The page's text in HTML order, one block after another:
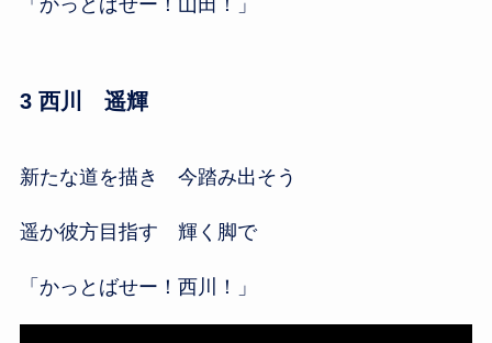
3 西川 遥輝
新たな道を描き 今踏み出そう
遥か彼方目指す 輝く脚で
「かっとばせー！西川！」